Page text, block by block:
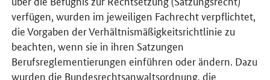
verfügen, wurden im jeweiligen Fachrecht verpflichtet,
die Vorgaben der Verhältnismäßigkeitsrichtlinie zu
beachten, wenn sie in ihren Satzungen
Berufsreglementierungen einführen oder ändern. Dazu
wurden die Bundesrechtsanwaltsordnung, die